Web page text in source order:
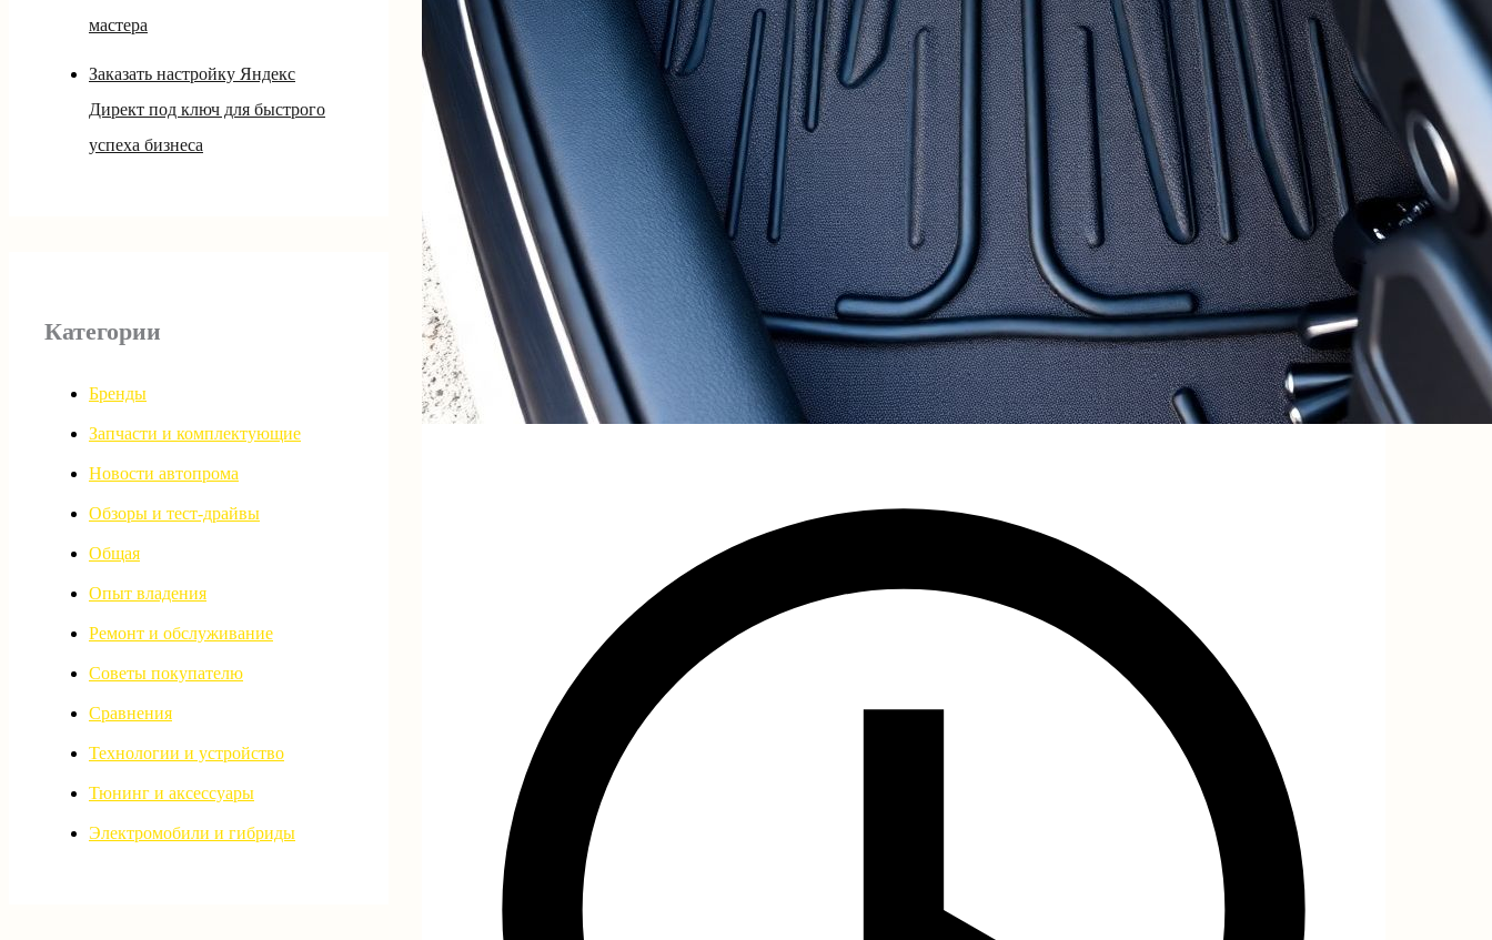
мастера
Заказать настройку Яндекс
Директ под ключ для быстрого
успеха бизнеса
Категории
Бренды
Запчасти и комплектующие
Новости автопрома
Обзоры и тест-драйвы
Общая
Опыт владения
Ремонт и обслуживание
Советы покупателю
Сравнения
Технологии и устройство
Тюнинг и аксессуары
Электромобили и гибриды